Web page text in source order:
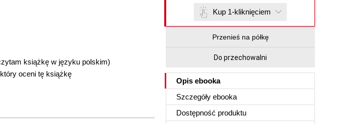
książkę w języku polskim)
oceni tę książkę
Kup 1-kliknięciem
Przenieś na półkę
Do przechowalni
Opis ebooka
Szczegóły ebooka
Dostępność produktu